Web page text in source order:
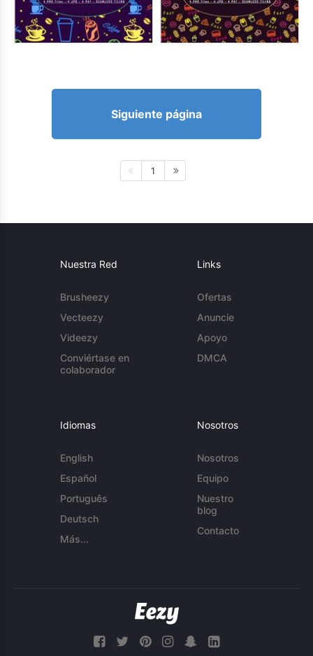
Siguiente página
1
Nuestra Red
Brusheezy
Vecteezy
Videezy
Conviértase en
colaborador
Links
Ofertas
Anuncie
Apoyo
DMCA
Idiomas
English
Español
Português
Deutsch
Más...
Nosotros
Nosotros
Equipo
Nuestro
blog
Contacto